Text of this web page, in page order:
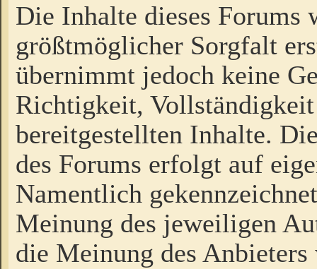
Die Inhalte dieses Forums
größtmöglicher Sorgfalt
übernimmt jedoch keine
Richtigkeit,
bereitgestellten Inhalte.
des Forums erfolgt auf
Namentlich
Meinung des jeweiligen
die Meinung des Anbieters